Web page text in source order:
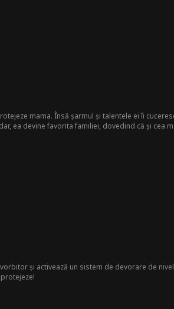
mama. Însă șarmul și talentele ei îi
ea devine favorita familiei, dovedind că și cea
și activează un sistem de devorare de